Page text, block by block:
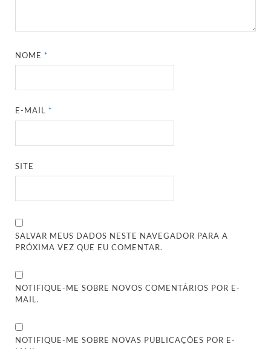
NOME*
E-MAIL*
SITE
SALVAR MEUS DADOS NESTE NAVEGADOR PARA A
PRÓXIMA VEZ QUE EU COMENTAR.
NOTIFIQUE-ME SOBRE NOVOS COMENTÁRIOS POR E-
MAIL.
NOTIFIQUE-ME SOBRE NOVAS PUBLICAÇÕES POR E-